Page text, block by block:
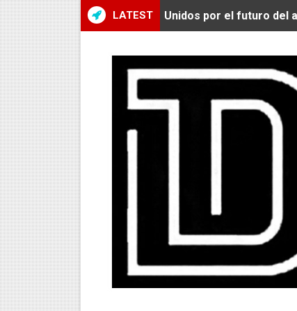
LATEST Unidos por el futuro del
Radamel Falcao:
MARATÓN DE LIMA: EL
CLAUDIO PIZARRO: "YO
URUBAMBA CORONÓ A
SANTÍSIMO DOWNHILL
Se inauguró el
ÁNGELO CARO SE